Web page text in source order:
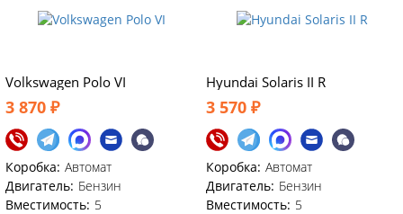
Volkswagen Polo VI
3 870 ₽
Коробка: Автомат
Двигатель: Бензин
Вместимость: 5
Hyundai Solaris II R
3 570 ₽
Коробка: Автомат
Двигатель: Бензин
Вместимость: 5